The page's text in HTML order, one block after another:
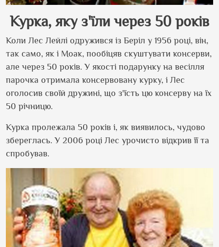
Курка, яку з'їли через 50 років
Коли Лес Лейлі одружився із Беріл у 1956 році, він,
так само, як і Моак, пообіцяв скуштувати консерви,
але через 50 років. У якості подарунку на весілля
парочка отримала консервовану курку, і Лес
оголосив своїй дружині, що з'їсть цю консерву на їх
50 річницю.
Курка пролежала 50 років і, як виявилось, чудово
збереглась. У 2006 році Лес урочисто відкрив її та
спробував.